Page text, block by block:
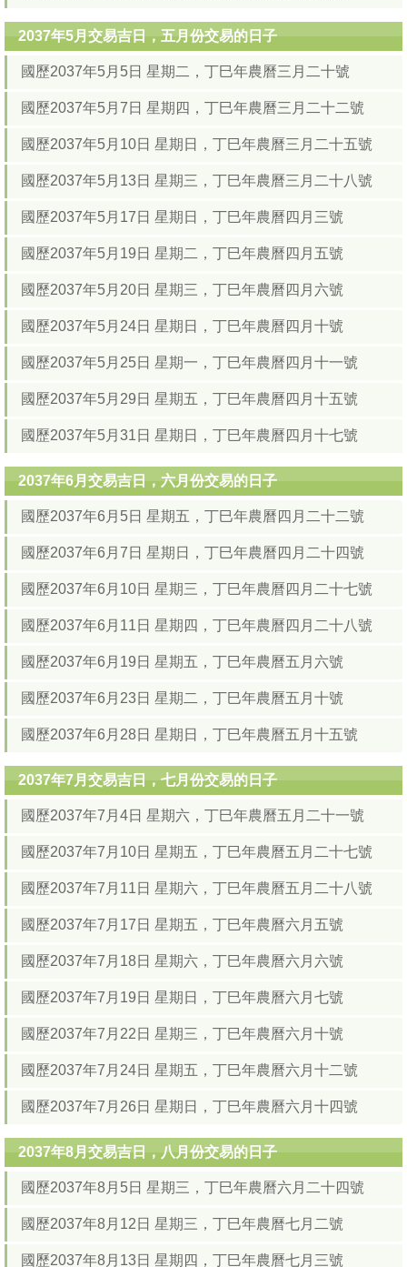
2037年5月交易吉日，五月份交易的日子
國歷2037年5月5日 星期二，丁巳年農曆三月二十號
國歷2037年5月7日 星期四，丁巳年農曆三月二十二號
國歷2037年5月10日 星期日，丁巳年農曆三月二十五號
國歷2037年5月13日 星期三，丁巳年農曆三月二十八號
國歷2037年5月17日 星期日，丁巳年農曆四月三號
國歷2037年5月19日 星期二，丁巳年農曆四月五號
國歷2037年5月20日 星期三，丁巳年農曆四月六號
國歷2037年5月24日 星期日，丁巳年農曆四月十號
國歷2037年5月25日 星期一，丁巳年農曆四月十一號
國歷2037年5月29日 星期五，丁巳年農曆四月十五號
國歷2037年5月31日 星期日，丁巳年農曆四月十七號
2037年6月交易吉日，六月份交易的日子
國歷2037年6月5日 星期五，丁巳年農曆四月二十二號
國歷2037年6月7日 星期日，丁巳年農曆四月二十四號
國歷2037年6月10日 星期三，丁巳年農曆四月二十七號
國歷2037年6月11日 星期四，丁巳年農曆四月二十八號
國歷2037年6月19日 星期五，丁巳年農曆五月六號
國歷2037年6月23日 星期二，丁巳年農曆五月十號
國歷2037年6月28日 星期日，丁巳年農曆五月十五號
2037年7月交易吉日，七月份交易的日子
國歷2037年7月4日 星期六，丁巳年農曆五月二十一號
國歷2037年7月10日 星期五，丁巳年農曆五月二十七號
國歷2037年7月11日 星期六，丁巳年農曆五月二十八號
國歷2037年7月17日 星期五，丁巳年農曆六月五號
國歷2037年7月18日 星期六，丁巳年農曆六月六號
國歷2037年7月19日 星期日，丁巳年農曆六月七號
國歷2037年7月22日 星期三，丁巳年農曆六月十號
國歷2037年7月24日 星期五，丁巳年農曆六月十二號
國歷2037年7月26日 星期日，丁巳年農曆六月十四號
2037年8月交易吉日，八月份交易的日子
國歷2037年8月5日 星期三，丁巳年農曆六月二十四號
國歷2037年8月12日 星期三，丁巳年農曆七月二號
國歷2037年8月13日 星期四，丁巳年農曆七月三號